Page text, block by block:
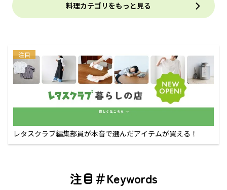
料理カテゴリをもっと見る
注目
レタスクラブ編集部員が本音で選んだアイテムが買える！
注目＃Keywords